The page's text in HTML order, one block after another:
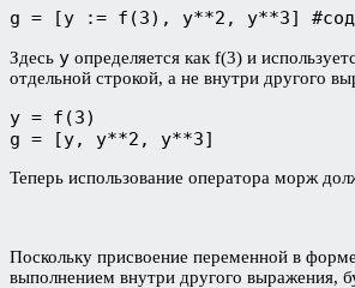
g = [y := f(3), y**2, y**3]
Здесь y определяется как f(3) и
отдельной строкой, а не внутри другого
y = f(3)
g = [y, y**2, y**3]
Теперь использование оператора морж
Поскольку присвоение переменной в форме
выполнением внутри другого выражения,